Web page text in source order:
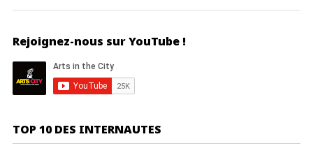
Rejoignez-nous sur YouTube !
TOP 10 DES INTERNAUTES